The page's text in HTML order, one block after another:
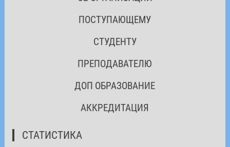
ПОСТУПАЮЩЕМУ
СТУДЕНТУ
ПРЕПОДАВАТЕЛЮ
ДОП ОБРАЗОВАНИЕ
АККРЕДИТАЦИЯ
СТАТИСТИКА